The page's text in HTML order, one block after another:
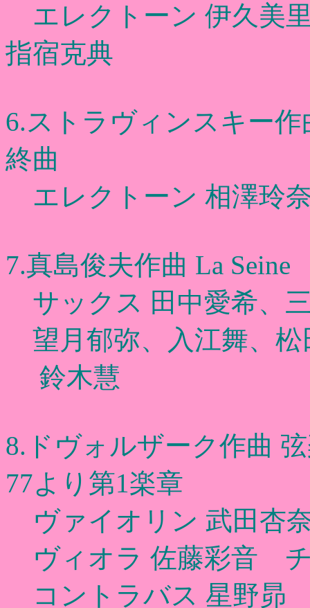
エレクトーン 伊久美
指宿克典
6.ストラヴィンスキー
終曲
エレクトーン 相澤玲
7.真島俊夫作曲 La Seine
サックス 田中愛希、
望月郁弥、入江舞、松
鈴木慧
8.ドヴォルザーク作曲
77より第1楽章
ヴァイオリン 武田杏
ヴィオラ 佐藤彩音 チ
コントラバス 星野昴